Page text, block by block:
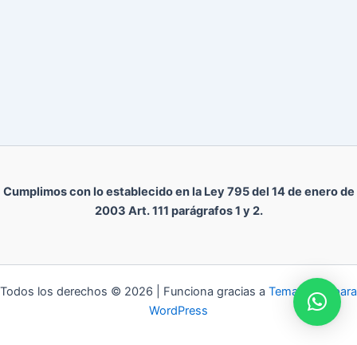
Cumplimos con lo establecido en la Ley 795 del 14 de enero de
2003 Art. 111 parágrafos 1 y 2.
Todos los derechos © 2026 | Funciona gracias a Tema Astra para
WordPress